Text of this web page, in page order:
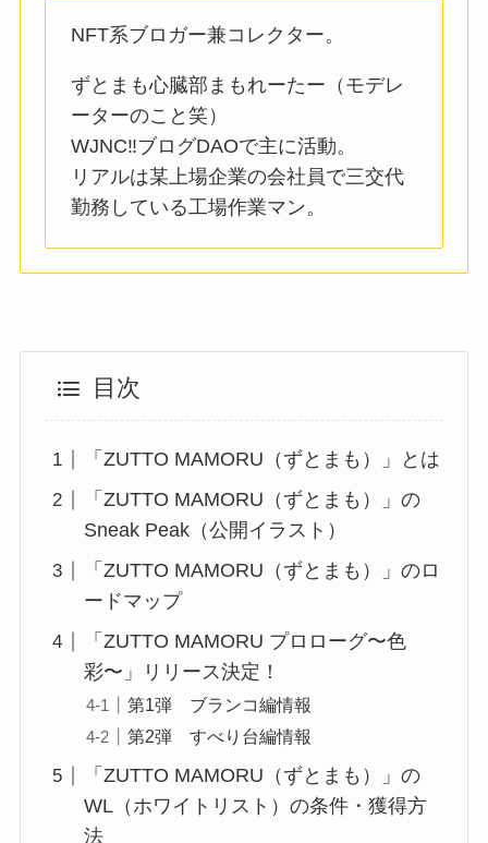
NFT系ブロガー兼コレクター。
ずとまも心臓部まもれーたー（モデレ
ーターのこと笑）
WJNC‼︎ブログDAOで主に活動。
リアルは某上場企業の会社員で三交代
勤務している工場作業マン。
目次
「ZUTTO MAMORU（ずとまも）」とは
「ZUTTO MAMORU（ずとまも）」の
Sneak Peak（公開イラスト）
「ZUTTO MAMORU（ずとまも）」のロ
ードマップ
「ZUTTO MAMORU プロローグ〜色
彩〜」リリース決定！
第1弾 ブランコ編情報
第2弾 すべり台編情報
「ZUTTO MAMORU（ずとまも）」の
WL（ホワイトリスト）の条件・獲得方
法